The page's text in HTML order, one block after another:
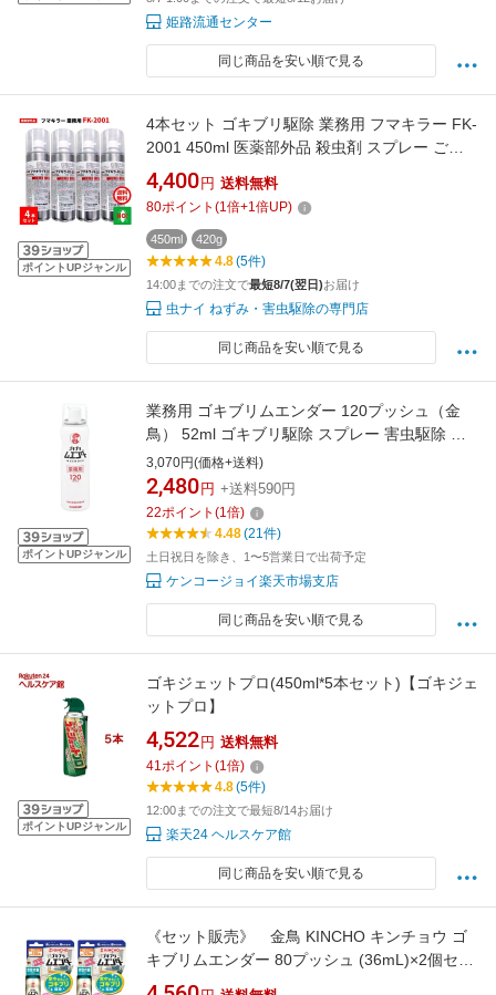
姫路流通センター
同じ商品を安い順で見る
ポイントUPジャンル
4本セット ゴキブリ駆除 業務用 フマキラー FK-
2001 450ml 医薬部外品 殺虫剤 スプレー ごき
ぶり 退治 対策 ポイント 消化 領収書発行 虫ナ
イ
4,400 円 送料無料
80ポイント (1倍+1倍UP)
450ml 420g
4.8(5件)
14:00までの注文で最短8/7(翌日)お届け
虫ナイ ねずみ・害虫駆除の専門店
同じ商品を安い順で見る
ポイントUPジャンル
業務用 ゴキブリムエンダー 120プッシュ（金
鳥） 52ml ゴキブリ駆除 スプレー 害虫駆除 ト
コジラミ ハエ 蚊 対策 強力 日本製 楽天 人気 お
すすめ
3,070円(価格+送料)
2,480 円 +送料590円
22ポイント (1倍)
4.48(21件)
土日祝日を除き、1〜5営業日で出荷予定
ケンコージョイ楽天市場支店
同じ商品を安い順で見る
ポイントUPジャンル
ゴキジェットプロ(450ml*5本セット)【ゴキジェ
ットプロ】
4,522 円 送料無料
41ポイント (1倍)
4.8(5件)
12:00までの注文で最短8/14お届け
楽天24 ヘルスケア館
同じ商品を安い順で見る
《セット販売》 金鳥 KINCHO キンチョウ ゴ
キブリムエンダー 80プッシュ (36mL)×2個セッ
ト 【防除用医薬部外品】 【送料無料】